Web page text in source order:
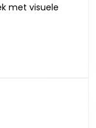
Een
met visuele